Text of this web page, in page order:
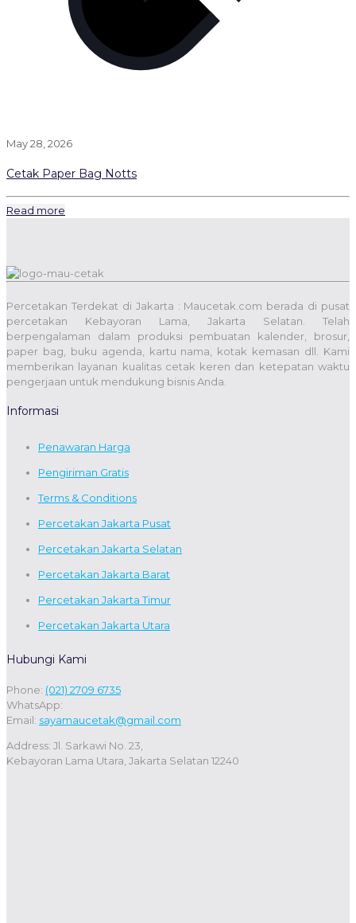
May 28, 2026
Cetak Paper Bag Notts
Read more
Percetakan Terdekat di Jakarta : Maucetak.com berada di pusat
percetakan Kebayoran Lama, Jakarta Selatan. Telah
berpengalaman dalam produksi pembuatan kalender, brosur,
paper bag, buku agenda, kartu nama, kotak kemasan dll. Kami
memberikan layanan kualitas cetak keren dan ketepatan waktu
pengerjaan untuk mendukung bisnis Anda.
Informasi
Penawaran Harga
Pengiriman Gratis
Terms & Conditions
Percetakan Jakarta Pusat
Percetakan Jakarta Selatan
Percetakan Jakarta Barat
Percetakan Jakarta Timur
Percetakan Jakarta Utara
Hubungi Kami
Phone: (021) 2709 6735
WhatsApp:
Email: sayamaucetak@gmail.com
Address: Jl. Sarkawi No. 23,
Kebayoran Lama Utara, Jakarta Selatan 12240